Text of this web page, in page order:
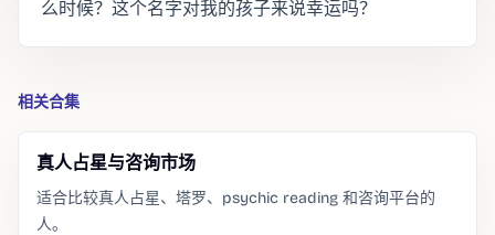
么时候？这个名字对我的孩子来说幸运吗？
相关合集
真人占星与咨询市场
适合比较真人占星、塔罗、psychic reading 和咨询平台的
人。